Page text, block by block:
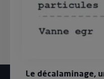
Le décalaminage,